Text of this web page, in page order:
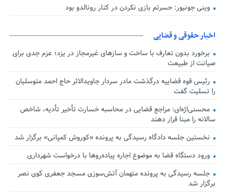
وینی جونیور: حسرتم بازی نکردن در کنار رونالدو بود
اخبار حقوقی و قضایی
برخورد بدون تعارف با ساخت‌ و سازهای غیرمجاز در یزد؛ عزم جدی برای
صیانت از طبیعت
رئیس قوه قضاییه درگذشت مادر سردار جاویدالاثر حاج احمد متوسلیان
را تسلیت گفت
محسنی‌اژه‌ای: مراجع قضایی در محاسبه خسارت تأخیر تأدیه، شاخص
سالانه را مبنا قرار دهند
نخستین جلسه دادگاه رسیدگی به پرونده «کوروش کمپانی» برگزار شد
ورود دستگاه قضا به موضوع اجاره پیاده‌روها با درخواست شهرداری
جلسه رسیدگی به پرونده متهمان آتش‌سوزی مسجد جعفری کوی نصر
برگزار شد